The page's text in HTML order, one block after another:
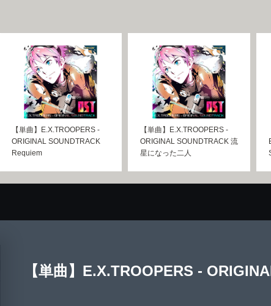
【単曲】E.X.TROOPERS -
ORIGINAL SOUNDTRACK
Requiem
【単曲】E.X.TROOPERS -
ORIGINAL SOUNDTRACK 流
星になった二人
【単曲】E.X.TROOPERS -